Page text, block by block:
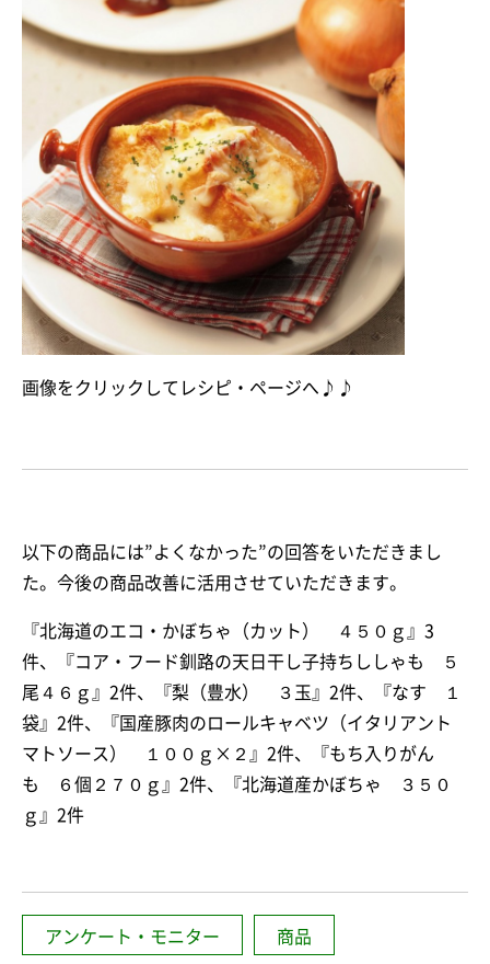
画像をクリックしてレシピ・ページへ♪♪
以下の商品には”よくなかった”の回答をいただきまし
た。今後の商品改善に活用させていただきます。
『北海道のエコ・かぼちゃ（カット） ４５０ｇ』3
件、『コア・フード釧路の天日干し子持ちししゃも ５
尾４６ｇ』2件、『梨（豊水） ３玉』2件、『なす １
袋』2件、『国産豚肉のロールキャベツ（イタリアント
マトソース） １００ｇ×２』2件、『もち入りがん
も ６個２７０ｇ』2件、『北海道産かぼちゃ ３５０
ｇ』2件
アンケート・モニター 商品